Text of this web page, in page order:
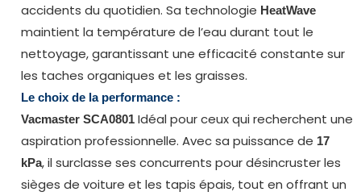
accidents du quotidien. Sa technologie HeatWave
maintient la température de l’eau durant tout le
nettoyage, garantissant une efficacité constante sur
les taches organiques et les graisses.
Le choix de la performance :
Vacmaster SCA0801 Idéal pour ceux qui recherchent une
aspiration professionnelle. Avec sa puissance de 17
kPa, il surclasse ses concurrents pour désincruster les
sièges de voiture et les tapis épais, tout en offrant un